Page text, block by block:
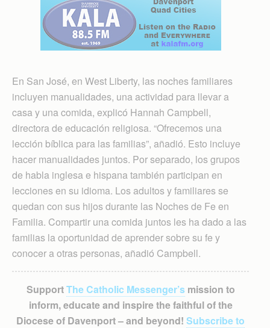
En San José, en West Liberty, las noches familiares
incluyen manualidades, una actividad para llevar a
casa y una comida, explicó Hannah Campbell,
directora de educación religiosa. “Ofrecemos una
lección bíblica para las familias”, añadió. Esto incluye
hacer manualidades juntos. Por separado, los grupos
de habla inglesa e hispana también participan en
lecciones en su idioma. Los adultos y familiares se
quedan con sus hijos durante las Noches de Fe en
Familia. Compartir una comida juntos les ha dado a las
familias la oportunidad de aprender sobre su fe y
conocer a otras personas, añadió Campbell.
SupportThe Catholic Messenger’smission to
inform, educate and inspire the faithful of the
Diocese of Davenport – and beyond! Subscribe to